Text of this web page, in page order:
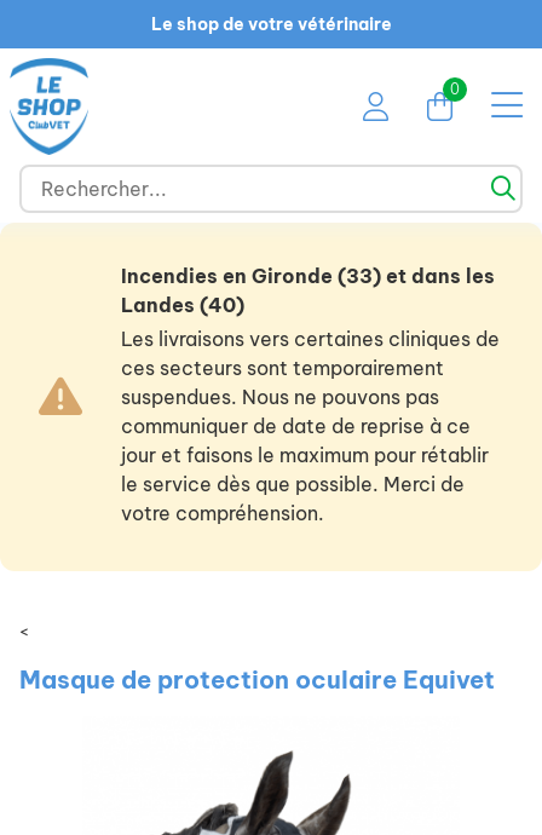
Le shop de votre vétérinaire
0
Incendies en Gironde (33) et dans les
Landes (40)
Les livraisons vers certaines cliniques de
ces secteurs sont temporairement
suspendues. Nous ne pouvons pas
communiquer de date de reprise à ce
jour et faisons le maximum pour rétablir
le service dès que possible. Merci de
votre compréhension.
<
Masque de protection oculaire Equivet